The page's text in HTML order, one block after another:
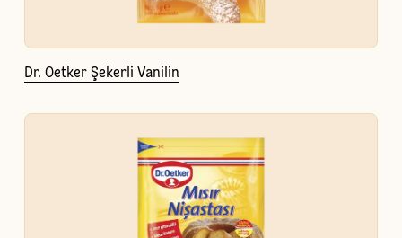
Dr. Oetker Şekerli Vanilin